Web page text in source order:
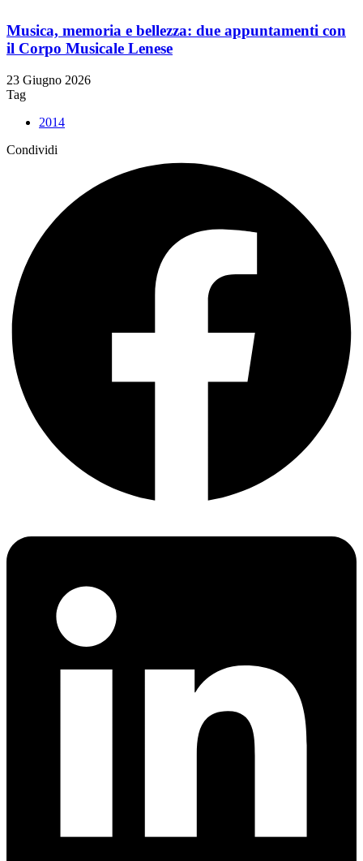
Musica, memoria e bellezza: due appuntamenti con
il Corpo Musicale Lenese
23 Giugno 2026
Tag
2014
Condividi